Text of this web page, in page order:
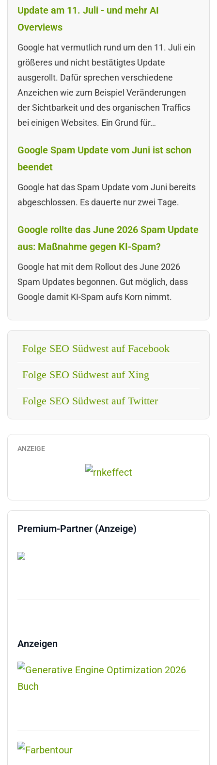
Update am 11. Juli - und mehr AI
Overviews
Google hat vermutlich rund um den 11. Juli ein
größeres und nicht bestätigtes Update
ausgerollt. Dafür sprechen verschiedene
Anzeichen wie zum Beispiel Veränderungen
der Sichtbarkeit und des organischen Traffics
bei einigen Websites. Ein Grund für…
Google Spam Update vom Juni ist schon
beendet
Google hat das Spam Update vom Juni bereits
abgeschlossen. Es dauerte nur zwei Tage.
Google rollte das June 2026 Spam Update
aus: Maßnahme gegen KI-Spam?
Google hat mit dem Rollout des June 2026
Spam Updates begonnen. Gut möglich, dass
Google damit KI-Spam aufs Korn nimmt.
Folge SEO Südwest auf Facebook
Folge SEO Südwest auf Xing
Folge SEO Südwest auf Twitter
ANZEIGE
Premium-Partner (Anzeige)
Anzeigen